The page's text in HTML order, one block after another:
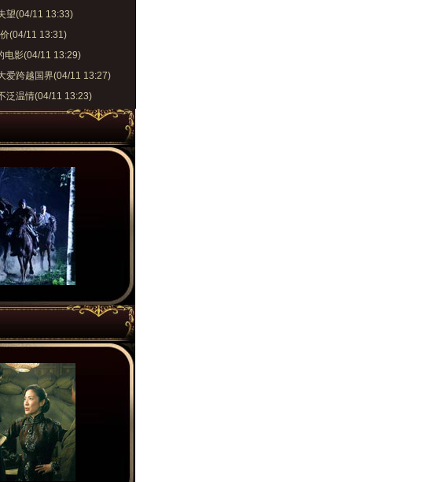
望(04/11 13:33)
(04/11 13:31)
电影(04/11 13:29)
爱跨越国界(04/11 13:27)
泛温情(04/11 13:23)